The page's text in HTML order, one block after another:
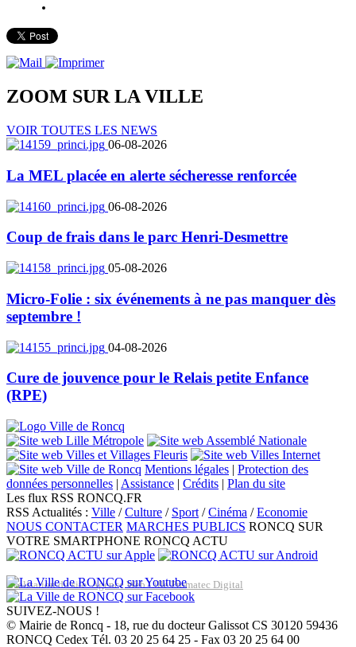
ZOOM SUR LAVILLE
VOIR TOUTES LES NEWS
06-08-2026
La MEL placée en alerte sécheresse renforcée
06-08-2026
Coup de frais dans le parc Henri-Desmettre
05-08-2026
Micro-Folie : six événements à ne pas manquer dès
septembre !
04-08-2026
Cure de jouvence pour le Relais petite Enfance
(RPE)
Mentions légales | Protection des
données personnelles | Assistance | Crédits | Plan du site
Les flux RSS RONCQ.FR
RSS Actualités : Ville /Culture / Sport /Cinéma /Economie
NOUS CONTACTER MARCHES PUBLICS RONCQ SUR
VOTRE SMARTPHONE RONCQ ACTU
Réalisation du site: Agence Web Lille Promatec Digital
SUIVEZ-NOUS !
© Mairie de Roncq - 18, rue du docteur Galissot CS 30120 59436
RONCQ Cedex Tél. 03 20 25 64 25 - Fax 03 20 25 64 00